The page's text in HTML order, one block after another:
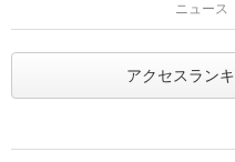
ニュース
アクセスラン